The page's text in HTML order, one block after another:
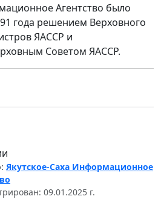
Агентство было
года решением Верховного
ЯАССР и
Советом ЯАССР.
Якутское-Саха Информационное
09.01.2025 г.